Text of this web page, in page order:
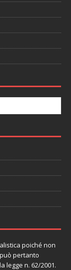
poiché non
pertanto
legge n. 62/2001.